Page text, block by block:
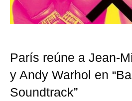
París reúne a Jean-
y Andy Warhol en
Soundtrack”